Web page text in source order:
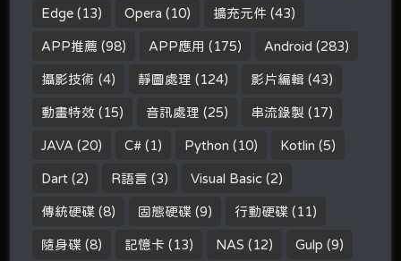
Edge (13) Opera (10) 擴充元件 (43)
APP推薦 (98) APP應用 (175) Android (283)
攝影技術 (4) 靜圖處理 (124) 影片編輯 (43)
動畫特效 (15) 音訊處理 (25) 串流錄製 (17)
JAVA (20) C# (1) Python (10) Kotlin (5)
Dart (2) R語言 (3) Visual Basic (2)
傳統硬碟 (8) 固態硬碟 (9) 行動硬碟 (11)
隨身碟 (8) 記憶卡 (13) NAS (12) Gulp (9)